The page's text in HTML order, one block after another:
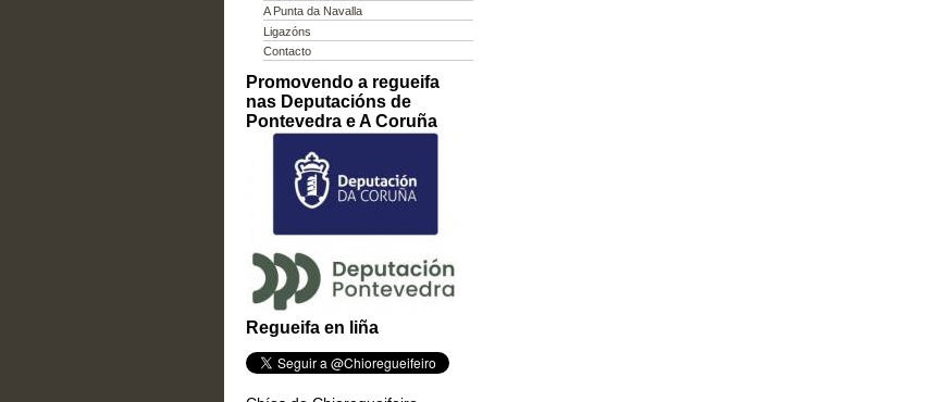
A Punta da Navalla
Ligazóns
Contacto
Promovendo a regueifa
nas Deputacións de
Pontevedra e A Coruña
Regueifa en liña